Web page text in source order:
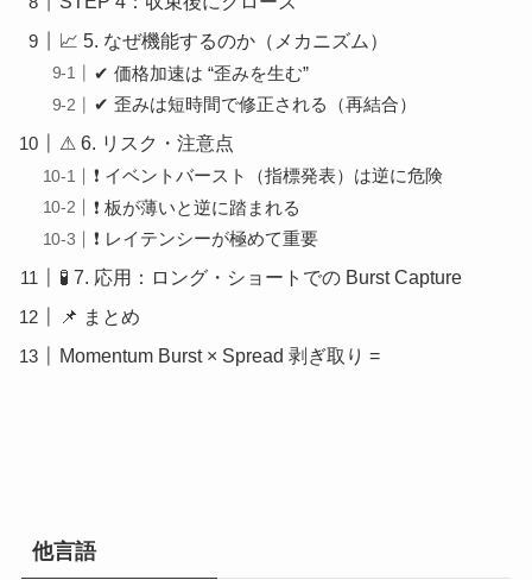
📈 5. なぜ機能するのか（メカニズム）
✔ 価格加速は “歪みを生む”
✔ 歪みは短時間で修正される（再結合）
⚠ 6. リスク・注意点
❗ イベントバースト（指標発表）は逆に危険
❗ 板が薄いと逆に踏まれる
❗ レイテンシーが極めて重要
🧪 7. 応用：ロング・ショートでの Burst Capture
📌 まとめ
Momentum Burst × Spread 剥ぎ取り =
他言語